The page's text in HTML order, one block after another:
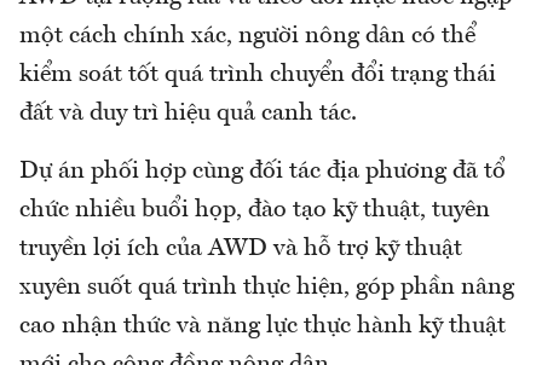
một cách chính xác, người nông dân có thể
kiểm soát tốt quá trình chuyển đổi trạng thái
đất và duy trì hiệu quả canh tác.
Dự án phối hợp cùng đối tác địa phương đã tổ
chức nhiều buổi họp, đào tạo kỹ thuật, tuyên
truyền lợi ích của AWD và hỗ trợ kỹ thuật
xuyên suốt quá trình thực hiện, góp phần nâng
cao nhận thức và năng lực thực hành kỹ thuật